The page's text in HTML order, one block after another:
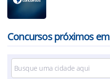
Concursos próximos em